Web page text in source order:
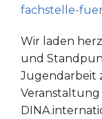
fachstelle-
Wir laden
und
Jugendarbeit